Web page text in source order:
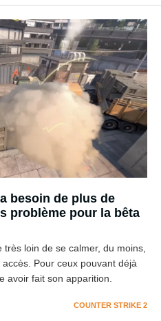
besoin de plus de
problème pour la bêta
loin de se calmer, du moins,
Pour ceux pouvant déjà
avoir fait son apparition.
COUNTER STRIKE 2